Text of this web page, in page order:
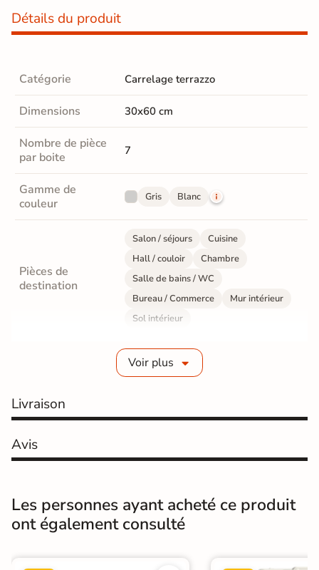
Détails du produit
Catégorie Carrelage terrazzo
Dimensions 30x60 cm
Nombre de pièce
par boite
7
Gamme de
couleur
Gris Blanc
Pièces de
destination
Salon / séjours
Cuisine
Hall / couloir
Chambre
Salle de bains / WC
Bureau / Commerce
Mur intérieur
Sol intérieur
Grès cérame émaillé
Résistance à
GR5 - Ultra-résistant
Masse colorée Oui
rectifié
Finition Mate
Surface Lisse
Voir plus
Livraison
Avis
Les personnes ayant acheté ce produit
ont également consulté